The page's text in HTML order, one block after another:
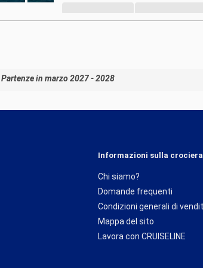
Partenze in marzo 2027 - 2028
Informazioni sulla crociera
Chi siamo?
Domande frequenti
Condizioni generali di
Mappa del sito
Lavora con CRUISELINE